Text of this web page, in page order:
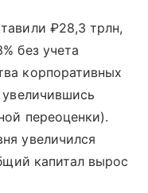
₽28,3 трлн,
без учета
корпоративных
увеличившись
переоценки).
увеличился
капитал вырос